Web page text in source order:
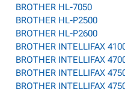
BROTHER HL-7050
BROTHER HL-P2500
BROTHER HL-P2600
BROTHER INTELLIFAX
BROTHER INTELLIFAX
BROTHER INTELLIFAX
BROTHER INTELLIFAX